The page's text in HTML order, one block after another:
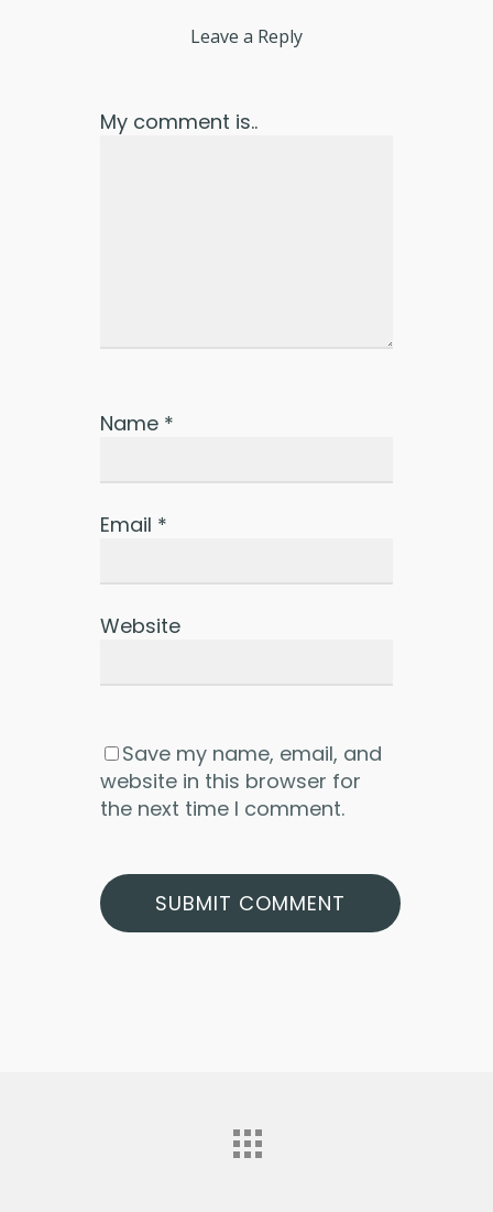
Leave a Reply
My comment is..
Name *
Email *
Website
Save my name, email, and
website in this browser for
the next time I comment.